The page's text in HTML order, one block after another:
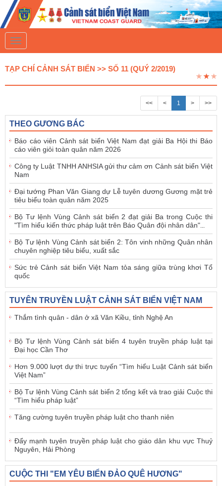
T
o
g
l
g
a
i
o
n
TẠP CHÍ CẢNH SÁT BIỂN >> SỐ 11 (QUÝ 2/2019)
<< < 1 > >>
THEO GƯƠNG BÁC
Báo cáo viên Cảnh sát biển Việt Nam đạt giải Ba Hội thi Báo
cáo viên giỏi toàn quân năm 2026
Công ty Luật TNHH ANHSIA gửi thư cảm ơn Cảnh sát biển Việt
Nam
Đại tướng Phan Văn Giang dự Lễ tuyên dương Gương mặt trẻ
tiêu biểu toàn quân năm 2025
Bộ Tư lệnh Vùng Cảnh sát biển 2 đạt giải Ba trong Cuộc thi
"Tìm hiểu kiến thức pháp luật trên Báo Quân đội nhân dân"...
Bộ Tư lệnh Vùng Cảnh sát biển 2: Tôn vinh những Quân nhân
chuyên nghiệp tiêu biểu, xuất sắc
Sức trẻ Cảnh sát biển Việt Nam tỏa sáng giữa trùng khơi Tổ
quốc
TUYÊN TRUYỀN LUẬT CẢNH SÁT BIỂN VIỆT NAM
Thắm tình quân - dân ở xã Văn Kiều, tỉnh Nghệ An
Bộ Tư lệnh Vùng Cảnh sát biển 4 tuyên truyền pháp luật tại
Đại học Cần Thơ
Hơn 9.000 lượt dự thi trực tuyến “Tìm hiểu Luật Cảnh sát biển
Việt Nam”
Bộ Tư lệnh Vùng Cảnh sát biển 2 tổng kết và trao giải Cuộc thi
“Tìm hiểu pháp luật”
Tăng cường tuyên truyền pháp luật cho thanh niên
Đẩy mạnh tuyên truyền pháp luật cho giáo dân khu vực Thuỷ
Nguyên, Hải Phòng
CUỘC THI "EM YÊU BIỂN ĐẢO QUÊ HƯƠNG"